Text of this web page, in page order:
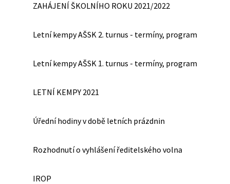
ZAHÁJENÍ ŠKOLNÍHO ROKU 2021/2022
Letní kempy AŠSK 2. turnus - termíny, program
Letní kempy AŠSK 1. turnus - termíny, program
LETNÍ KEMPY 2021
Úřední hodiny v době letních prázdnin
Rozhodnutí o vyhlášení ředitelského volna
IROP